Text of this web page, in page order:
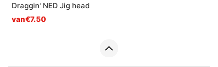
Draggin' NED Jig head
van€7.50